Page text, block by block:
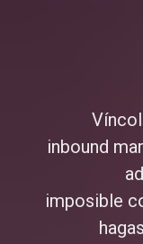
inbound
imposible